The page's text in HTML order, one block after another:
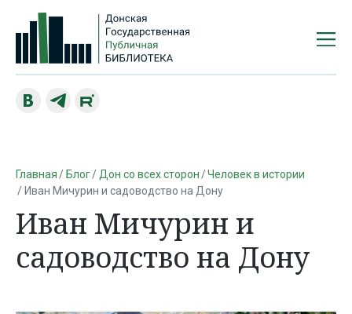
Главная Блог Дон со всех сторон
Человек в истории
Иван Мичурин и садоводство на Дону
Иван Мичурин и
садоводство на Дону